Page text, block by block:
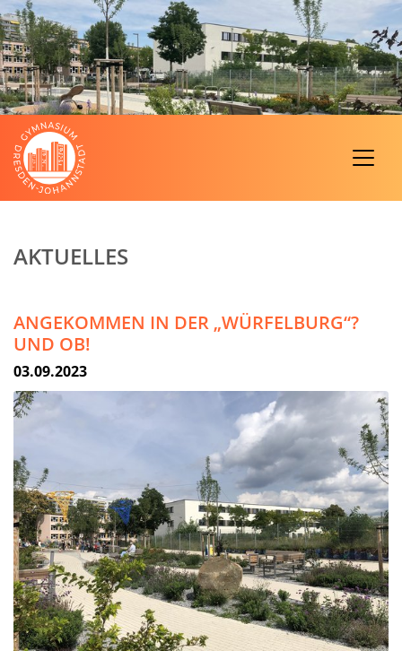
AKTUELLES
ANGEKOMMEN IN DER „WÜRFELBURG“?
UND OB!
03.09.2023